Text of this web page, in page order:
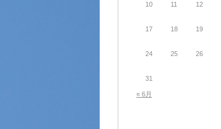
10 11 12
17 18 19
24 25 26
31
« 6月